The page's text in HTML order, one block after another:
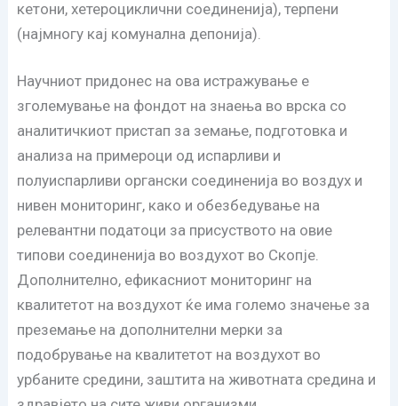
кетони, хетероциклични соединенија), терпени
(најмногу кај комунална депонија).
Научниот придонес на ова истражување е
зголемување на фондот на знаења во врска со
аналитичкиот пристап за земање, подготoвка и
анализа на примероци од испарливи и
полуиспарливи органски соединенија во воздух и
нивен мониторинг, како и обезбедување на
релевантни податоци за присуството на овие
типови соединенија во воздухот во Скопје.
Дополнително, ефикасниот мониторинг на
квалитетот на воздухот ќе има големо значење за
преземање на дополнителни мерки за
подобрување на квалитетот на воздухот во
урбаните средини, заштита на животната средина и